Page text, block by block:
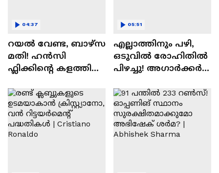
റയല്‍ വേണ്ട, ബാഴ്‌സ
മതി! ഹൻസി
ഫ്ലിക്കിന്റെ കളത്തില്‍
Rodri | Barcelona
04:37
എല്ലാത്തിനും പഴി,
ഒടുവില്‍ രോഹിതില്‍
പിഴച്ചു! അഗാര്‍ക്കർ
വിപ്ലവകാരിയോ? |
Ajit Agarkar
05:51